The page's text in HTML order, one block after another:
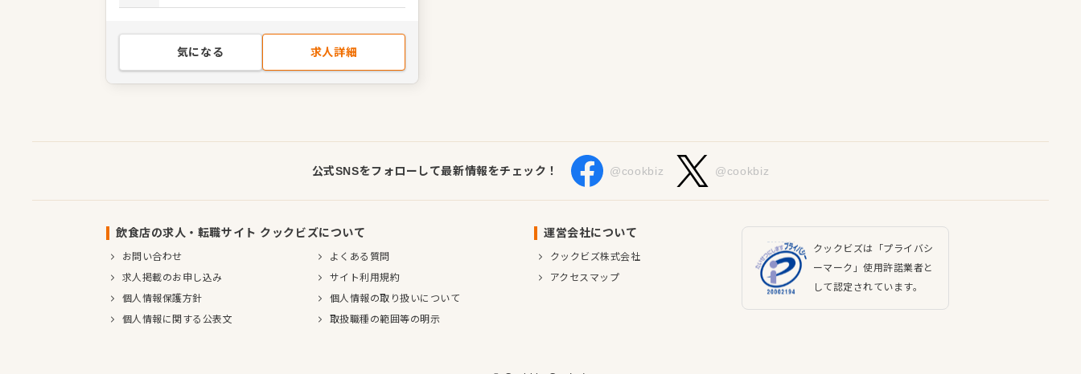
を目標に職員一同努力して参ります。 このような信
頼ある環境のなかで、あなたの資格や経験を活かし
てみませんか。安定した体制のなかで、患者様の健
気になる 求人詳細
公式SNSをフォローして最新情報をチェック！ @cookbiz @cookbiz
飲食店の求人・転職サイト クックビズについて
お問い合わせ
よくある質問
求人掲載のお申し込み
サイト利用規約
個人情報保護方針
個人情報の取り扱いについて
個人情報に関する公表文
取扱職種の範囲等の明示
運営会社について
クックビズ株式会社
アクセスマップ
クックビズは「プライバシ
ーマーク」使用許諾業者と
して認定されています。